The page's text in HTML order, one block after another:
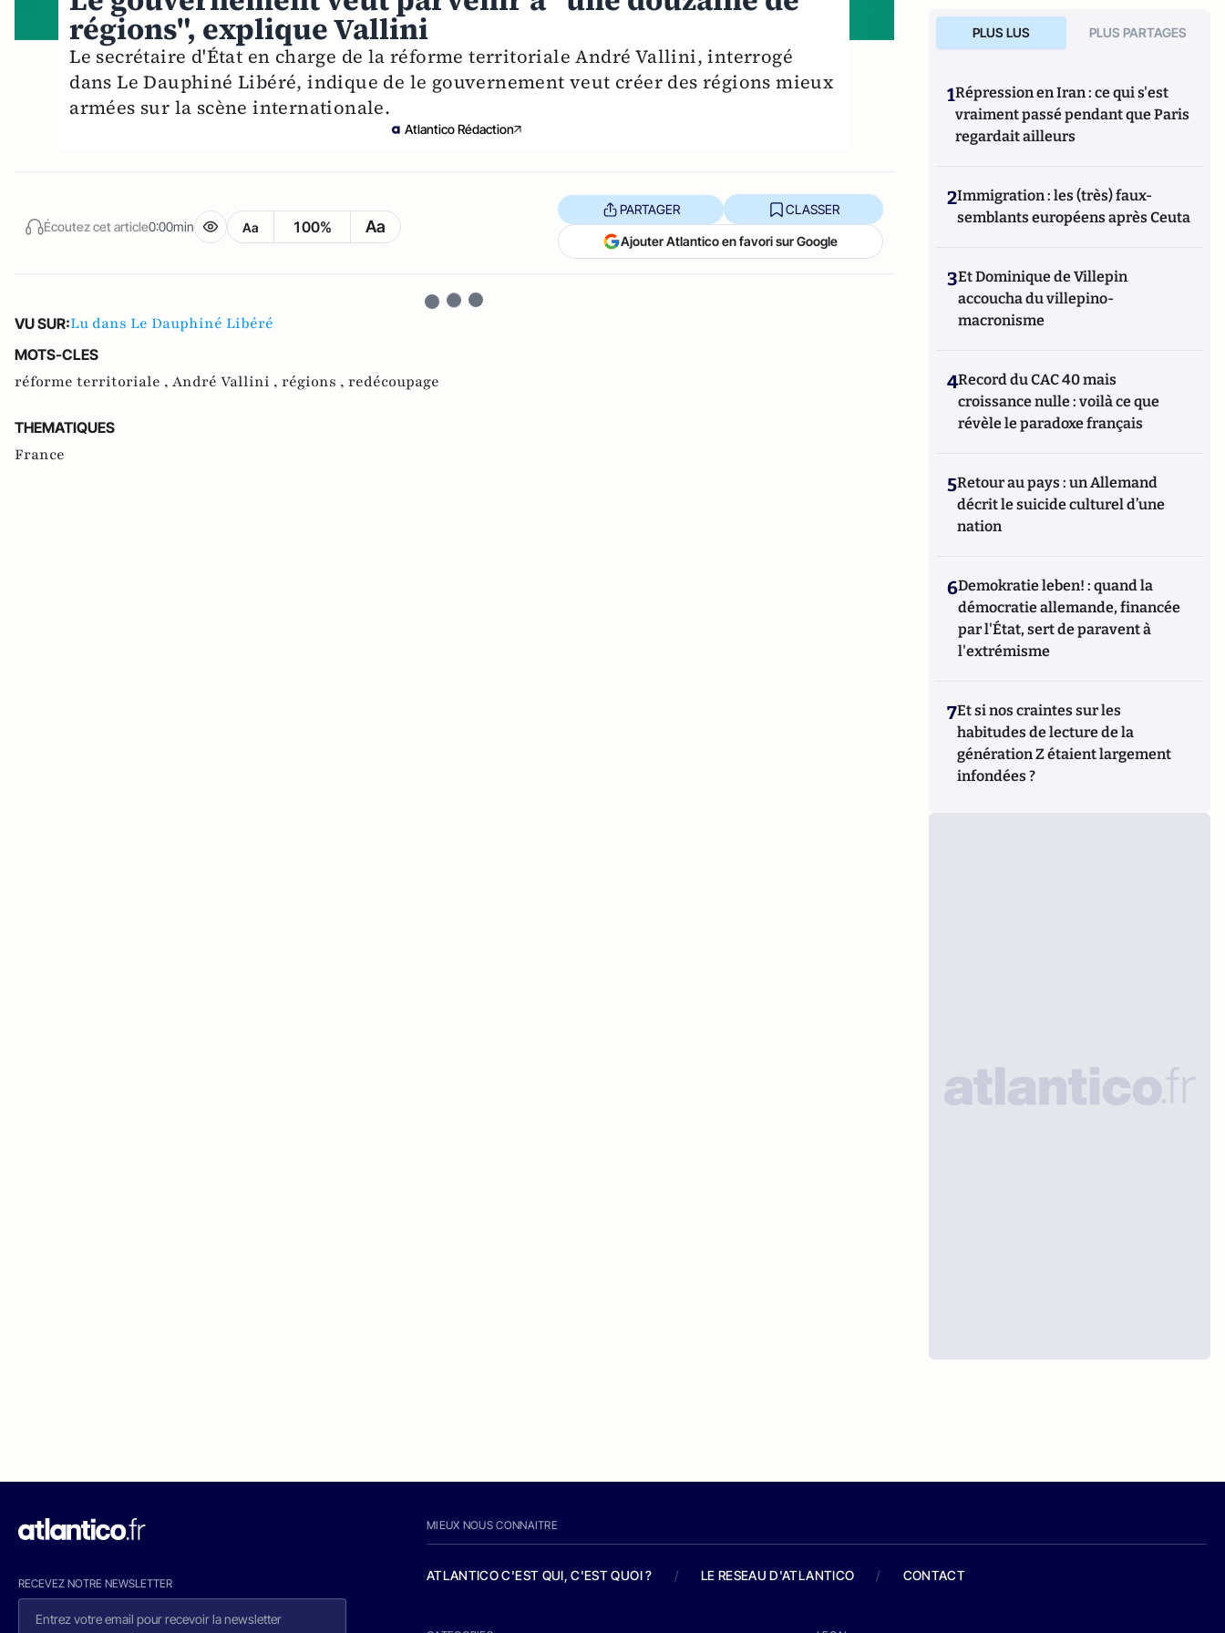
régions", explique Vallini
Le secrétaire d'État en charge de la réforme territoriale André Vallini, interrogé
dans Le Dauphiné Libéré, indique de le gouvernement veut créer des régions mieux
armées sur la scène internationale.
Atlantico Rédaction
Écoutez cet article0:00min Aa 100% Aa
PARTAGER CLASSER
Ajouter Atlantico en favori sur Google
VU SUR:Lu dans Le Dauphiné Libéré
MOTS-CLES
réforme territoriale , André Vallini , régions , redécoupage
THEMATIQUES
France
PLUS LUS PLUS PARTAGES
1Répression en Iran : ce qui s'est
vraiment passé pendant que Paris
regardait ailleurs
2Immigration : les (très) faux-
semblants européens après Ceuta
3Et Dominique de Villepin
accoucha du villepino-
macronisme
4Record du CAC 40 mais
croissance nulle : voilà ce que
révèle le paradoxe français
5Retour au pays : un Allemand
décrit le suicide culturel d’une
nation
6Demokratie leben! : quand la
démocratie allemande, financée
par l'État, sert de paravent à
l'extrémisme
7Et si nos craintes sur les
habitudes de lecture de la
génération Z étaient largement
infondées ?
RECEVEZ NOTRE NEWSLETTER
MIEUX NOUS CONNAITRE
ATLANTICO C'EST QUI, C'EST QUOI ? / LE RESEAU D'ATLANTICO / CONTACT